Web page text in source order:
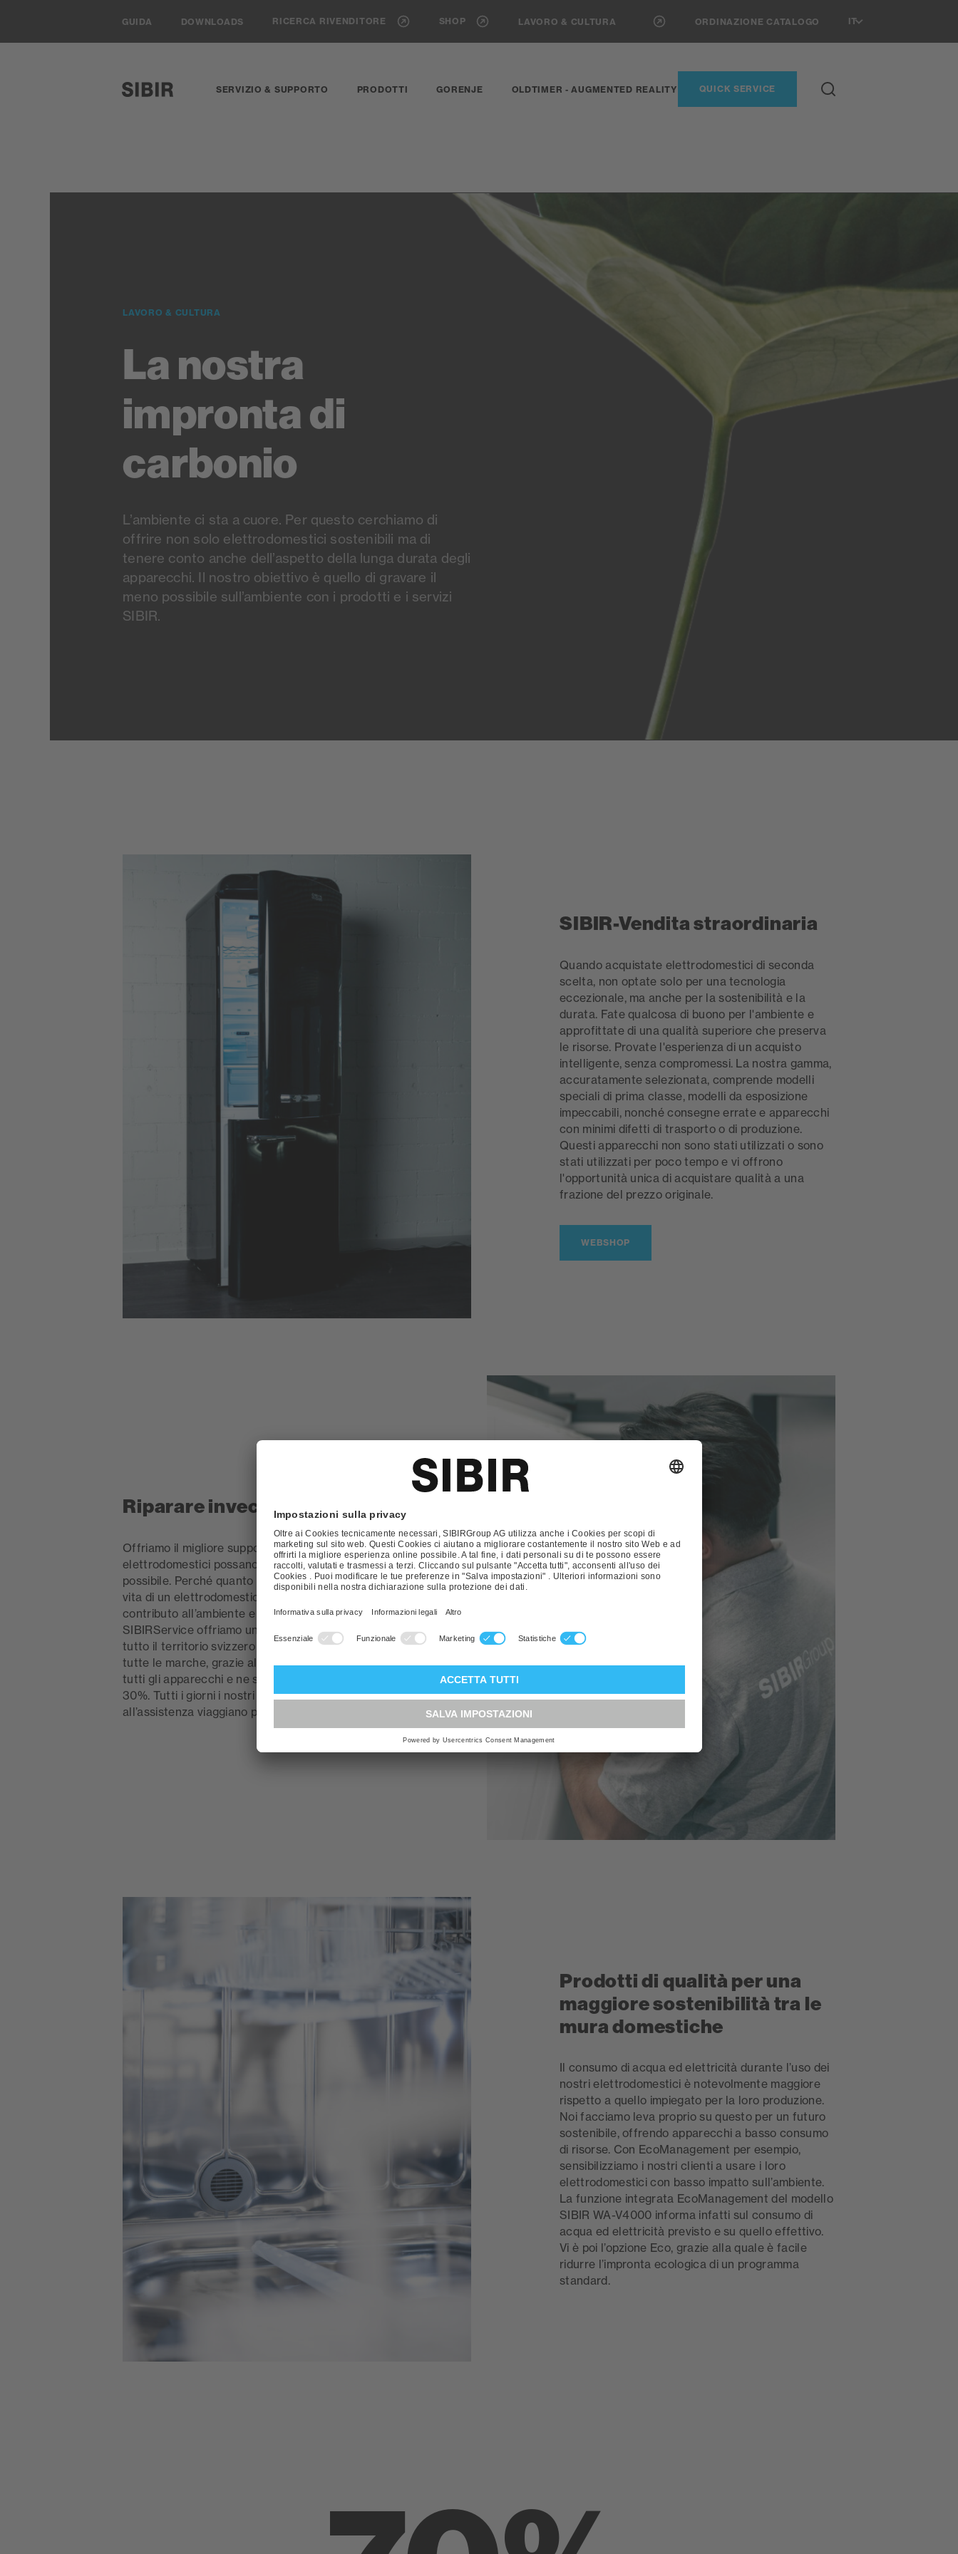
GUIDA DOWNLOADS RICERCA RIVENDITORE SHOP LAVORO & CULTURA ORDINAZIONE CATALOGO IT
SERVIZIO & SUPPORTO PRODOTTI GORENJE OLDTIMER - AUGMENTED REALITY QUICK SERVICE
LAVORO & CULTURA
La nostra
impronta di
carbonio
L’ambiente ci sta a cuore. Per questo cerchiamo di
offrire non solo elettrodomestici sostenibili ma di
tenere conto anche dell’aspetto della lunga durata degli
apparecchi. Il nostro obiettivo è quello di gravare il
meno possibile sull’ambiente con i prodotti e i servizi
SIBIR.
SIBIR-Vendita straordinaria
Quando acquistate elettrodomestici di seconda
scelta, non optate solo per una tecnologia
eccezionale, ma anche per la sostenibilità e la
durata. Fate qualcosa di buono per l'ambiente e
approfittate di una qualità superiore che preserva
le risorse. Provate l'esperienza di un acquisto
intelligente, senza compromessi. La nostra gamma,
accuratamente selezionata, comprende modelli
speciali di prima classe, modelli da esposizione
impeccabili, nonché consegne errate e apparecchi
con minimi difetti di trasporto o di produzione.
Questi apparecchi non sono stati utilizzati o sono
stati utilizzati per poco tempo e vi offrono
l'opportunità unica di acquistare qualità a una
frazione del prezzo originale.
WEBSHOP
Riparare invece di sostituire
Offriamo il migliore supporto affinché gli
elettrodomestici possano durare il più a lungo
possibile. Perché quanto più lunga è la durata di
vita di un elettrodomestico, tanto maggiore è il
contributo all’ambiente e alla tutela del clima. Con
SIBIRService offriamo un servizio di riparazione su
tutto il territorio svizzero per elettrodomestici di
tutte le marche, grazie al quale ripariamo il 70% di
tutti gli apparecchi e ne sostituiamo soltanto il
30%. Tutti i giorni i nostri tecnici addetti
all’assistenza viaggiano per voi.
Prodotti di qualità per una
maggiore sostenibilità tra le
mura domestiche
Il consumo di acqua ed elettricità durante l’uso dei
nostri elettrodomestici è notevolmente maggiore
rispetto a quello impiegato per la loro produzione.
Noi facciamo leva proprio su questo per un futuro
sostenibile, offrendo apparecchi a basso consumo
di risorse. Con EcoManagement per esempio,
sensibilizziamo i nostri clienti a usare i loro
elettrodomestici con basso impatto sull’ambiente.
La funzione integrata EcoManagement del modello
SIBIR WA-V4000 informa infatti sul consumo di
acqua ed elettricità previsto e su quello effettivo.
Vi è poi l’opzione Eco, grazie alla quale è facile
ridurre l’impronta ecologica di un programma
standard.